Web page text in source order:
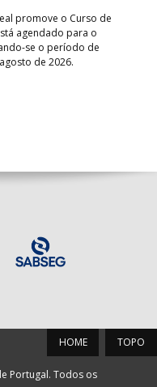
promove o Curso de
agendado para o
se o período de
de 2026.
TOPO
HOME
Portugal. Todos os